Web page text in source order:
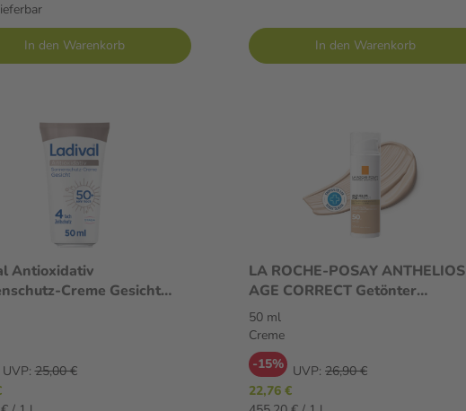
In den Warenkorb In den Warenkorb
Antioxidativ
Creme Gesicht
mit Anti-
Komplex aus Vitamin C
4-fach Zellschutz,
50ml
UVP: 25,00 €
LA ROCHE-POSAY ANTHELIOS
AGE CORRECT Getönter
Sonnenschutz LSF50 50 ml
Creme
50 ml
Creme
-15% UVP: 26,90 €
22,76 €